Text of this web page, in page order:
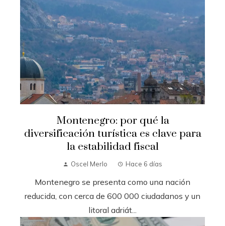
Montenegro: por qué la
diversificación turística es clave para
la estabilidad fiscal
Oscel Merlo Hace 6 días
Montenegro se presenta como una nación
reducida, con cerca de 600 000 ciudadanos y un
litoral adriát...